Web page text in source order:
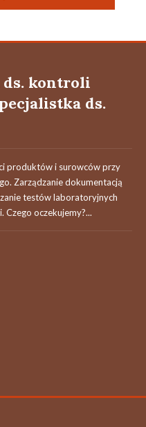
ds. kontroli
ds.
produktów i surowców przy
Zarządzanie dokumentacją
testów laboratoryjnych
Czego oczekujemy?...